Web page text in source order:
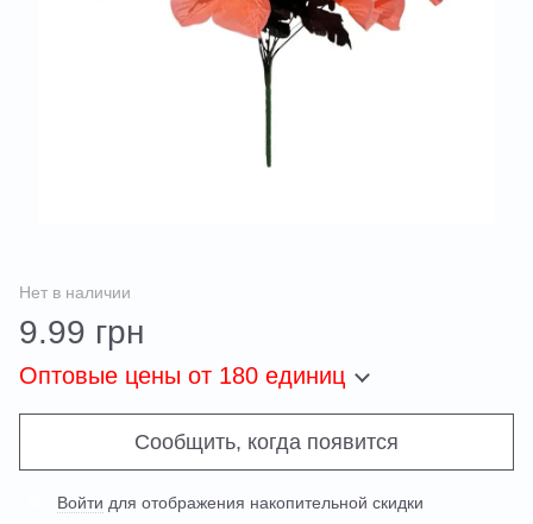
Нет в наличии
9.99 грн
Оптовые цены от 180 единиц
Сообщить, когда появится
Войти для отображения накопительной скидки